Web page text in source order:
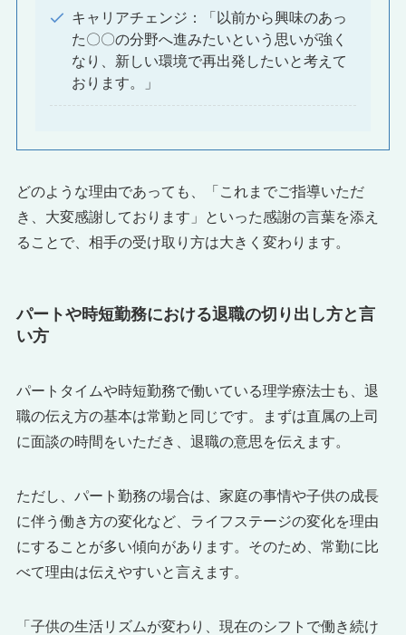
キャリアチェンジ：「以前から興味のあっ
た〇〇の分野へ進みたいという思いが強く
なり、新しい環境で再出発したいと考えて
おります。」
どのような理由であっても、「これまでご指導いただ
き、大変感謝しております」といった感謝の言葉を添え
ることで、相手の受け取り方は大きく変わります。
パートや時短勤務における退職の切り出し方と言
い方
パートタイムや時短勤務で働いている理学療法士も、退
職の伝え方の基本は常勤と同じです。まずは直属の上司
に面談の時間をいただき、退職の意思を伝えます。
ただし、パート勤務の場合は、家庭の事情や子供の成長
に伴う働き方の変化など、ライフステージの変化を理由
にすることが多い傾向があります。そのため、常勤に比
べて理由は伝えやすいと言えます。
「子供の生活リズムが変わり、現在のシフトで働き続け